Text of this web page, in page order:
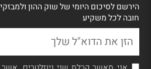
הירשם לסיכום היומי של שוק ההון
חובה לכל משקיע